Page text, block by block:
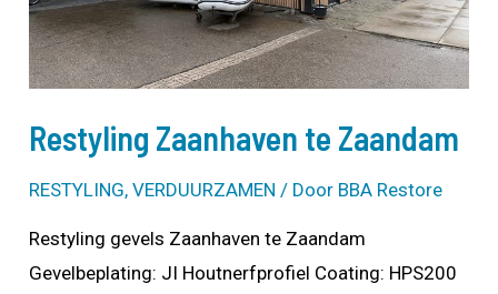
Restyling Zaanhaven te Zaandam
RESTYLING,VERDUURZAMEN / Door BBA Restore
Restyling gevels Zaanhaven te Zaandam
Gevelbeplating: JI Houtnerfprofiel Coating: HPS200